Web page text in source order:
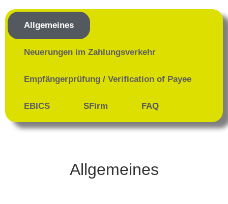
Allgemeines
Neuerungen im Zahlungsverkehr
Empfängerprüfung / Verification of Payee
EBICS SFirm FAQ
Allgemeines